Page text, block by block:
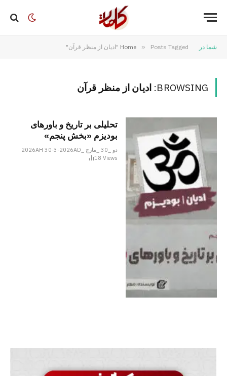
شما در Home » Posts Tagged "ادیان از منظر قرآن"
BROWSING: ادیان از منظر قرآن
تحلیلی بر تاریخ و باورهای
بودیزم «بخش پنجم»
دو _30 _مارچ _2026AH 30-3-2026AD
18Views